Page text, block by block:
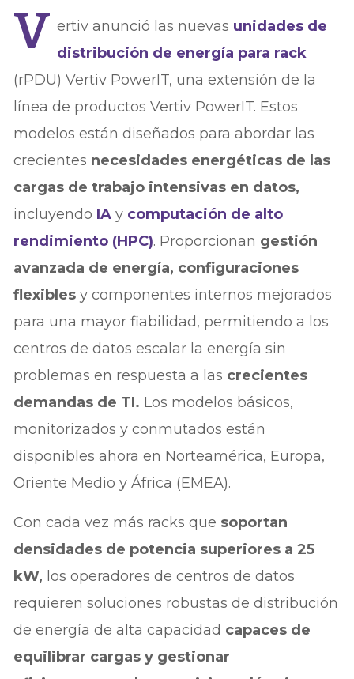
V ertiv anunció las nuevas unidades de
distribución de energía para rack
(rPDU) Vertiv PowerIT, una extensión de la
línea de productos Vertiv PowerIT. Estos
modelos están diseñados para abordar las
crecientes necesidades energéticas de las
cargas de trabajo intensivas en datos,
incluyendo IA y computación de alto
rendimiento (HPC). Proporcionan gestión
avanzada de energía, configuraciones
flexiblesy componentes internos mejorados
para una mayor fiabilidad, permitiendo a los
centros de datos escalar la energía sin
problemas en respuesta a las crecientes
demandas de TI. Los modelos básicos,
monitorizados y conmutados están
disponibles ahora en Norteamérica, Europa,
Oriente Medio y África (EMEA).
Con cada vez más racks que soportan
densidades de potencia superiores a 25
kW, los operadores de centros de datos
requieren soluciones robustas de distribución
de energía de alta capacidad capaces de
equilibrar cargas y gestionar